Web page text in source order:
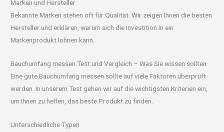
Marken und Hersteller
Bekannte Marken stehen oft für Qualität. Wir zeigen Ihnen die besten
Hersteller und erklären, warum sich die Investition in ein
Markenprodukt lohnen kann.
Bauchumfang messen Test und Vergleich – Was Sie wissen sollten
Eine gute Bauchumfang messen sollte auf viele Faktoren überprüft
werden. In unserem Test gehen wir auf die wichtigsten Kriterien ein,
um Ihnen zu helfen, das beste Produkt zu finden.
Unterschiedliche Typen